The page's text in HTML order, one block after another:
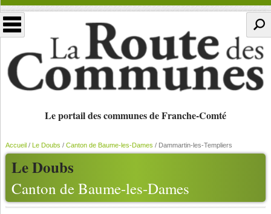
Le portail des communes de Franche-Comté
Le Doubs
Canton de Baume-les-Dames
Accueil/ Le Doubs / Canton de Baume-les-Dames / Dammartin-les-Templiers